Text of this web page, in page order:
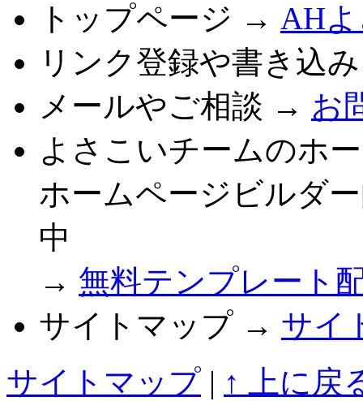
トップページ → AH
リンク登録や書き込
メールやご相談 → お
よさこいチームのホ
ホームページビルダ
中
→ 無料テンプレート
サイトマップ → サイ
サイトマップ | ↑ 上に戻